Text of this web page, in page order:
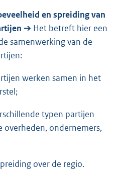
en spreiding van
➔ Het betreft hier een
samenwerking van de
werken samen in het
typen partijen
overheden, ondernemers,
over de regio.